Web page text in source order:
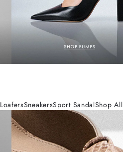
LoafersSneakersSport SandalShop All